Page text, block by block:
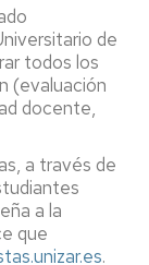
de
todos los
(evaluación
docente,
a través de
a la
que
.